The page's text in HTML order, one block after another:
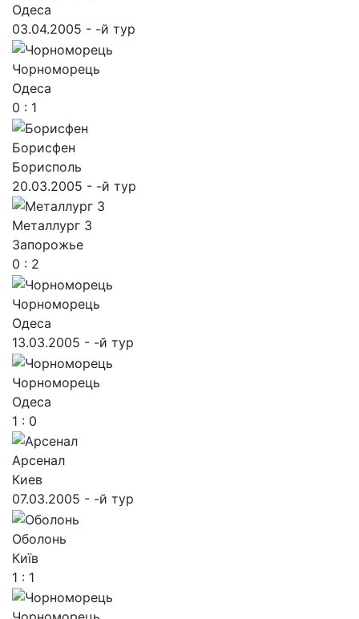
Одеса
03.04.2005 - -й тур
Чорноморець
Одеса
0 : 1
Борисфен
Борисполь
20.03.2005 - -й тур
Металлург З
Запорожье
0 : 2
Чорноморець
Одеса
13.03.2005 - -й тур
Чорноморець
Одеса
1 : 0
Арсенал
Киев
07.03.2005 - -й тур
Оболонь
Київ
1 : 1